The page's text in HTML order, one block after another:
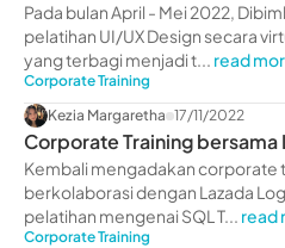
Pada bulan April - Mei 2022,
pelatihan UI/UX Design secara
yang terbagi menjadi t... read
Corporate Training
Kezia Margaretha 17/11/2022
Corporate Training bersama
dibimbing.id
Kembali mengadakan corporate
berkolaborasi dengan Lazada
pelatihan mengenai SQL T... read
Corporate Training